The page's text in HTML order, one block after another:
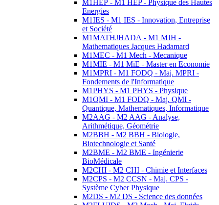
M1HEP - M1 HEP - Physique des Hautes
Energies
M1IES - M1 IES - Innovation, Entreprise
et Société
M1MATHJHADA - M1 MJH -
Mathematiques Jacques Hadamard
M1MEC - M1 Mech - Mecanique
M1MIE - M1 MiE - Master en Economie
M1MPRI - M1 FODQ - Maj. MPRI -
Fondements de l'Informatique
M1PHYS - M1 PHYS - Physique
M1QMI - M1 FODQ - Maj. QMI -
Quantique, Mathematiques, Informatique
M2AAG - M2 AAG - Analyse,
Arithmétique, Géométrie
M2BBH - M2 BBH - Biologie,
Biotechnologie et Santé
M2BME - M2 BME - Ingénierie
BioMédicale
M2CHI - M2 CHI - Chimie et Interfaces
M2CPS - M2 CCSN - Maj. CPS -
Système Cyber Physique
M2DS - M2 DS - Science des données